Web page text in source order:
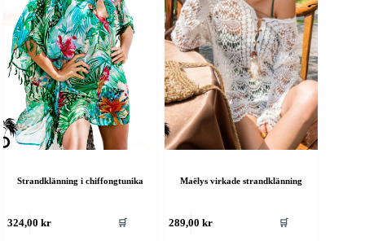
Strandklänning i chiffongtunika
324,00kr 🛒
Maëlys virkade strandklänning
289,00kr 🛒